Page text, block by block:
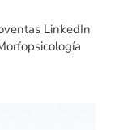
LinkedIn